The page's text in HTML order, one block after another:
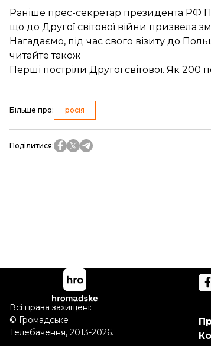
Раніше прес-секретар президента РФ
що до Другої світової війни призвела
Нагадаємо, під час свого візиту до
читайте також
Перші постріли Другої світової. Як
Більше про: росія
Поділитися:
Всі права захищені:
© Громадське
Телебачення, 2013-2026.